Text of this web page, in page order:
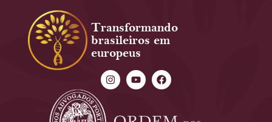
Transformando
brasileiros em
europeus